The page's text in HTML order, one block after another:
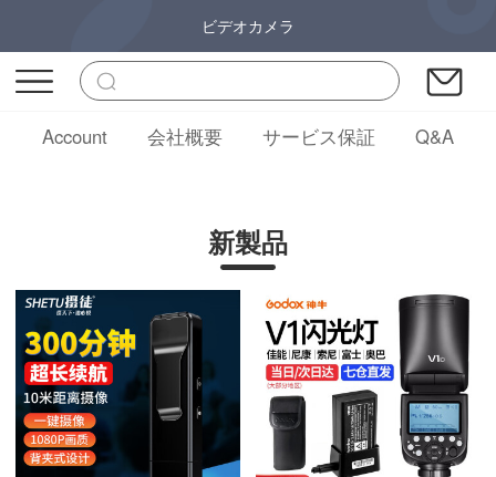
ビデオカメラ
Account 会社概要 サービス保証 Q&A
新製品